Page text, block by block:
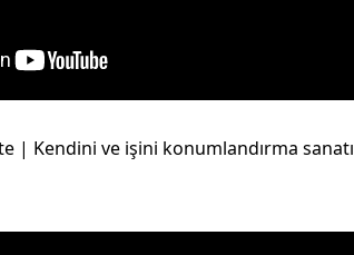
| Kendini ve işini konumlandırma sanatı